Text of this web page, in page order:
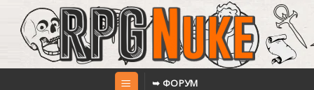
content
➥ ФОРУМ